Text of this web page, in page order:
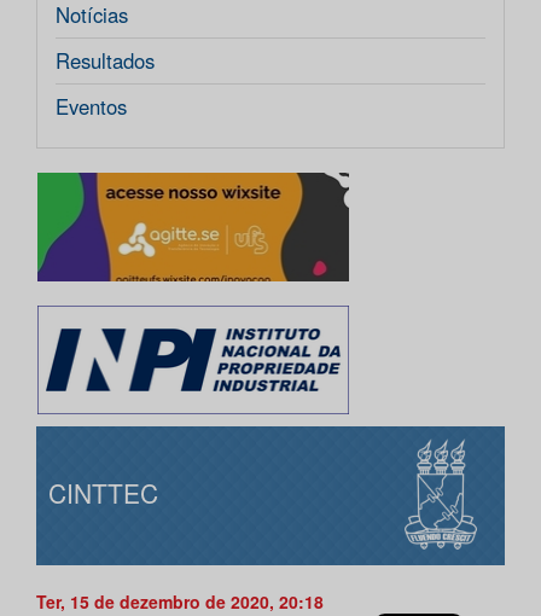
Notícias
Resultados
Eventos
CINTTEC
Ter, 15 de dezembro de 2020, 20:18